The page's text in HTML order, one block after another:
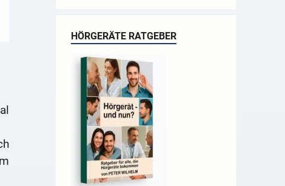
HÖRGERÄTE RATGEBER